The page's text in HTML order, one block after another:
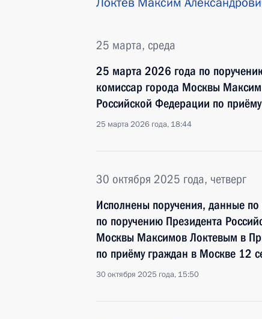
25 марта, среда
25 марта 2026 года по
комиссар города Москвы
Российской Федерации по
25 марта 2026 года, 18:44
30 октября 2025 года, четверг
Исполнены поручения, данные
по поручению Президента
Москвы Максимов Локтевым в
по приёму граждан в Москве 12
30 октября 2025 года, 15:50